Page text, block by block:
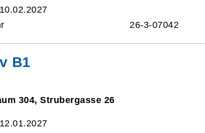
26-3-07042
B1
304, Strubergasse 26